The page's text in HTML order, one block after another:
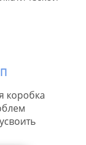
коробка